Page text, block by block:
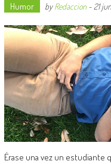
Humor byRedaccion- 21
Érase una vez un estudiante